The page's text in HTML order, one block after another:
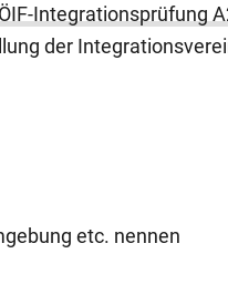
ÖIF-Integrationsprüfung
der
etc. nennen